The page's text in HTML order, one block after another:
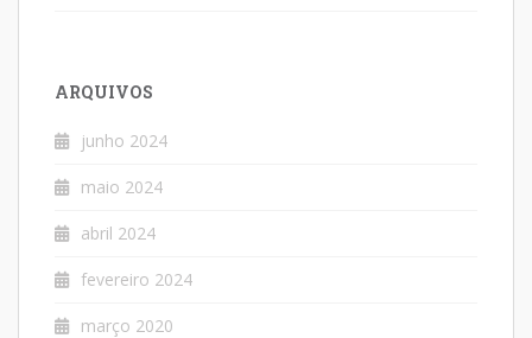
ARQUIVOS
junho 2024
maio 2024
abril 2024
fevereiro 2024
março 2020